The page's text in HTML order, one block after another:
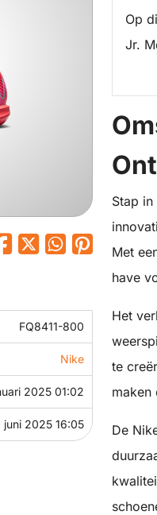
FQ8411-800
Nike
2025 01:02
juni 2025 16:05
Op
Jr.
Stap
Met
have
Het
te
maken
De